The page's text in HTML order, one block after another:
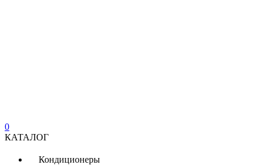
0
КАТАЛОГ
Кондиционеры